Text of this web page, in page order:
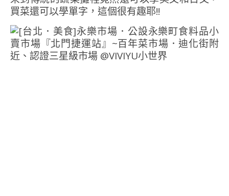
買菜還可以學單字，這個很有趣耶!!